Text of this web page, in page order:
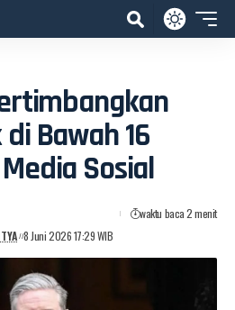
Bawah 16
Sosial
8 Juni 2026 17:29 WIB
waktu baca 2 menit